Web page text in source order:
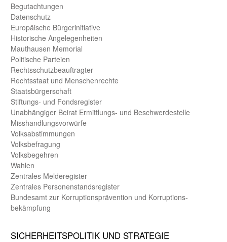
Begut­achtungen
Daten­schutz
Europäische Bürger­initiative
Historische Angelegen­heiten
Mauthausen Memorial
Politische Parteien
Rechts­schutz­beauftragter
Rechts­staat und Menschen­rechte
Staats­bürger­schaft
Stiftungs- und Fonds­register
Unab­hängiger Beirat Ermittlungs- und Beschwerde­stelle
Misshandlungs­vorwürfe
Volks­abstimmungen
Volks­befragung
Volks­begehren
Wahlen
Zentrales Melde­register
Zentrales Personen­stands­register
Bundes­amt zur Korrup­tions­prävention und Korrup­tions­
bekämpfung
SICHER­HEITS­POLITIK UND STRATEGIE